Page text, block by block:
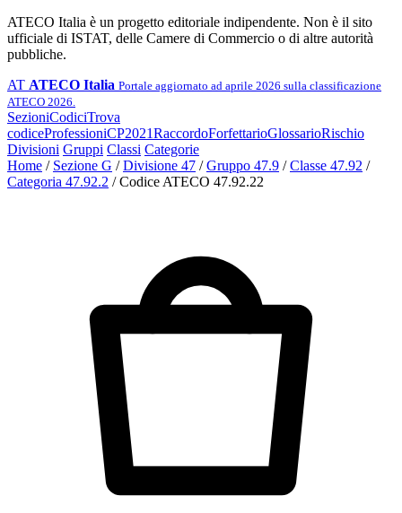
ATECO Italia è un progetto editoriale indipendente. Non è il sito
ufficiale di ISTAT, delle Camere di Commercio o di altre autorità
pubbliche.
AT ATECO Italia Portale aggiornato ad aprile 2026 sulla classificazione
ATECO 2026.
SezioniCodiciTrova
codiceProfessioniCP2021RaccordoForfettarioGlossarioRischio
Divisioni Gruppi Classi Categorie
Home / Sezione G / Divisione 47 / Gruppo 47.9 / Classe 47.92 /
Categoria 47.92.2 / Codice ATECO 47.92.22